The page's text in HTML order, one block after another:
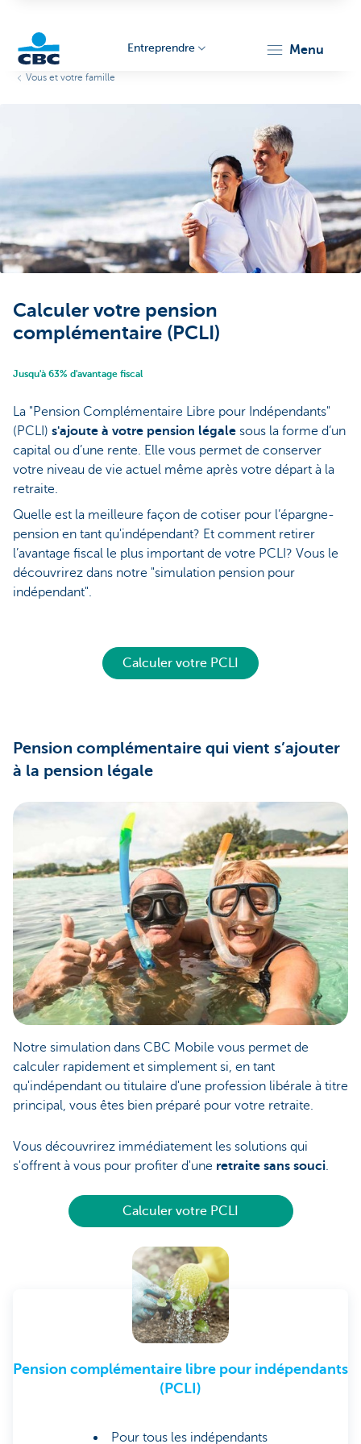
Entrepreneurs
Entreprendre menu
Vous et votre famille
Calculer votre pension
complémentaire (PCLI)
Jusqu'à 63% d'avantage fiscal
La "Pension Complémentaire Libre pour Indépendants"
(PCLI) s'ajoute à votre pension légale sous la forme d’un
capital ou d’une rente. Elle vous permet de conserver
votre niveau de vie actuel même après votre départ à la
retraite.
Quelle est la meilleure façon de cotiser pour l’épargne-
pension en tant qu'indépendant? Et comment retirer
l’avantage fiscal le plus important de votre PCLI? Vous le
découvrirez dans notre "simulation pension pour
indépendant".
Calculer votre PCLI
Pension complémentaire qui vient s’ajouter
à la pension légale
Notre simulation dans CBC Mobile vous permet de
calculer rapidement et simplement si, en tant
qu'indépendant ou titulaire d'une profession libérale à titre
principal, vous êtes bien préparé pour votre retraite.
Vous découvrirez immédiatement les solutions qui
s'offrent à vous pour profiter d'une retraite sans souci.
Calculer votre PCLI
Pension complémentaire libre pour indépendants
(PCLI)
Pour tous les indépendants